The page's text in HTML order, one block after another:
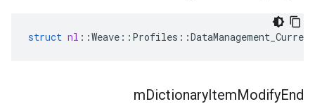
struct nl ::Weave :: Profiles ::DataManagement_Current
mDictionaryItemModifyEnd